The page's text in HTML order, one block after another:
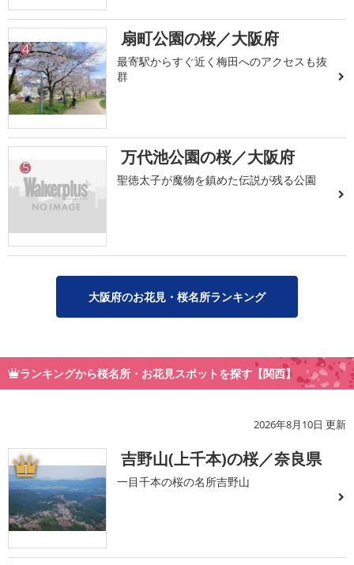
4 扇町公園の桜／大阪府
最寄駅からすぐ近く梅田へのアクセスも抜
群
5 万代池公園の桜／大阪府
聖徳太子が魔物を鎮めた伝説が残る公園
大阪府のお花見・桜名所ランキング
ランキングから桜名所・お花見スポットを探す【関西】
2026年8月10日 更新
1 吉野山(上千本)の桜／奈良県
一目千本の桜の名所吉野山